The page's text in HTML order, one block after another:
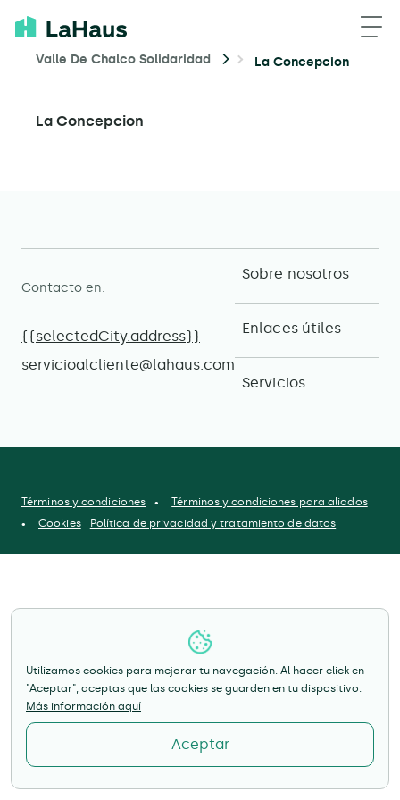
Utilizamos cookies para mejorar tu navegación. Al hacer click en
"Aceptar", aceptas que las cookies se guarden en tu dispositivo.
Más información aquí
Aceptar
Valle De Chalco Solidaridad La Concepcion
La Concepcion
Contacto en:
{{selectedCity.address}}
servicioalcliente@lahaus.com
Sobre nosotros
Enlaces útiles
Servicios
Términos y condiciones
Términos y condiciones para aliados
Cookies
Política de privacidad y tratamiento de datos